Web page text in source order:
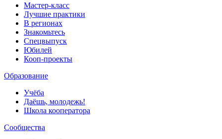
Мастер-класс
Лучшие практики
В регионах
Знакомьтесь
Спецвыпуск
Юбилей
Кооп-проекты
Образование
Учёба
Даёшь, молодежь!
Школа кооператора
Сообщества